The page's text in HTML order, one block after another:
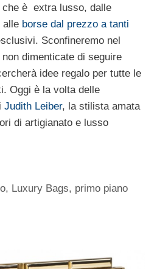
è extra lusso, dalle
alle borse dal prezzo a tanti
Sconfineremo nel
dimenticate di seguire
idee regalo per tutte le
Oggi è la volta delle
Judith Leiber, la stilista amata
di artigianato e lusso
, Luxury Bags, primo piano